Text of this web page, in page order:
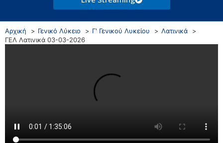
Αρχική Γενικό Λύκειο Γ' Γενικού Λυκείου
Λατινικά
ΓΕΛ Λατινικά 03-03-2026